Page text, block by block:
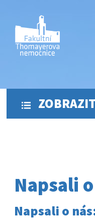
Napsali
Napsali o